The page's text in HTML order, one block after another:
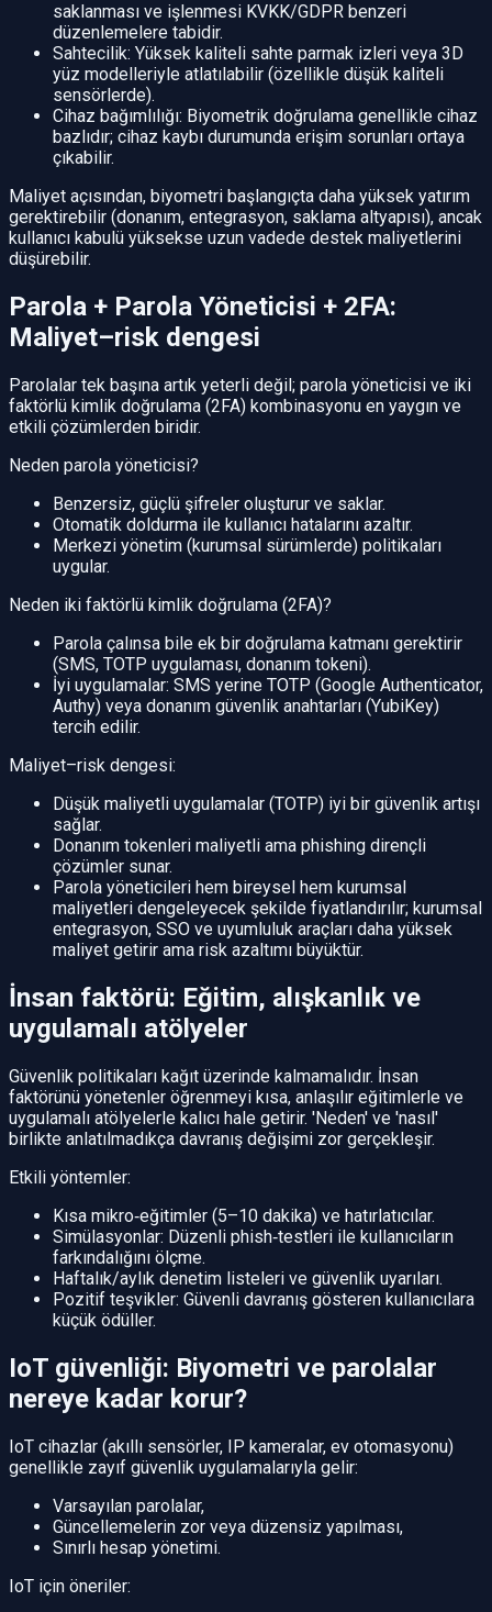
saklanması ve işlenmesi KVKK/GDPR benzeri
düzenlemelere tabidir.
Sahtecilik: Yüksek kaliteli sahte parmak izleri veya 3D
yüz modelleriyle atlatılabilir (özellikle düşük kaliteli
sensörlerde).
Cihaz bağımlılığı: Biyometrik doğrulama genellikle cihaz
bazlıdır; cihaz kaybı durumunda erişim sorunları ortaya
çıkabilir.
Maliyet açısından, biyometri başlangıçta daha yüksek yatırım
gerektirebilir (donanım, entegrasyon, saklama altyapısı), ancak
kullanıcı kabulü yüksekse uzun vadede destek maliyetlerini
düşürebilir.
Parola + Parola Yöneticisi + 2FA:
Maliyet–risk dengesi
Parolalar tek başına artık yeterli değil; parola yöneticisi ve iki
faktörlü kimlik doğrulama (2FA) kombinasyonu en yaygın ve
etkili çözümlerden biridir.
Neden parola yöneticisi?
Benzersiz, güçlü şifreler oluşturur ve saklar.
Otomatik doldurma ile kullanıcı hatalarını azaltır.
Merkezi yönetim (kurumsal sürümlerde) politikaları
uygular.
Neden iki faktörlü kimlik doğrulama (2FA)?
Parola çalınsa bile ek bir doğrulama katmanı gerektirir
(SMS, TOTP uygulaması, donanım tokeni).
İyi uygulamalar: SMS yerine TOTP (Google Authenticator,
Authy) veya donanım güvenlik anahtarları (YubiKey)
tercih edilir.
Maliyet–risk dengesi:
Düşük maliyetli uygulamalar (TOTP) iyi bir güvenlik artışı
sağlar.
Donanım tokenleri maliyetli ama phishing dirençli
çözümler sunar.
Parola yöneticileri hem bireysel hem kurumsal
maliyetleri dengeleyecek şekilde fiyatlandırılır; kurumsal
entegrasyon, SSO ve uyumluluk araçları daha yüksek
maliyet getirir ama risk azaltımı büyüktür.
İnsan faktörü: Eğitim, alışkanlık ve
uygulamalı atölyeler
Güvenlik politikaları kağıt üzerinde kalmamalıdır. İnsan
faktörünü yönetenler öğrenmeyi kısa, anlaşılır eğitimlerle ve
uygulamalı atölyelerle kalıcı hale getirir. 'Neden' ve 'nasıl'
birlikte anlatılmadıkça davranış değişimi zor gerçekleşir.
Etkili yöntemler:
Kısa mikro‑eğitimler (5–10 dakika) ve hatırlatıcılar.
Simülasyonlar: Düzenli phish‑testleri ile kullanıcıların
farkındalığını ölçme.
Haftalık/aylık denetim listeleri ve güvenlik uyarıları.
Pozitif teşvikler: Güvenli davranış gösteren kullanıcılara
küçük ödüller.
IoT güvenliği: Biyometri ve parolalar
nereye kadar korur?
IoT cihazlar (akıllı sensörler, IP kameralar, ev otomasyonu)
genellikle zayıf güvenlik uygulamalarıyla gelir:
Varsayılan parolalar,
Güncellemelerin zor veya düzensiz yapılması,
Sınırlı hesap yönetimi.
IoT için öneriler: